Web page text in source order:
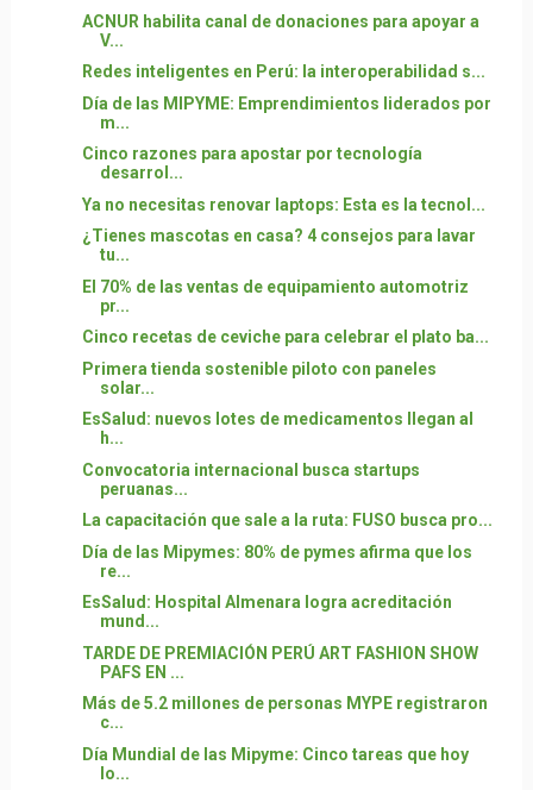
ACNUR habilita canal de donaciones para apoyar a
V...
Redes inteligentes en Perú: la interoperabilidad s...
Día de las MIPYME: Emprendimientos liderados por
m...
Cinco razones para apostar por tecnología
desarrol...
Ya no necesitas renovar laptops: Esta es la tecnol...
¿Tienes mascotas en casa? 4 consejos para lavar
tu...
El 70% de las ventas de equipamiento automotriz
pr...
Cinco recetas de ceviche para celebrar el plato ba...
Primera tienda sostenible piloto con paneles
solar...
EsSalud: nuevos lotes de medicamentos llegan al
h...
Convocatoria internacional busca startups
peruanas...
La capacitación que sale a la ruta: FUSO busca pro...
Día de las Mipymes: 80% de pymes afirma que los
re...
EsSalud: Hospital Almenara logra acreditación
mund...
TARDE DE PREMIACIÓN PERÚ ART FASHION SHOW
PAFS EN ...
Más de 5.2 millones de personas MYPE registraron
c...
Día Mundial de las Mipyme: Cinco tareas que hoy
lo...